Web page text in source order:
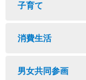
子育て
消費生活
男女共同参画